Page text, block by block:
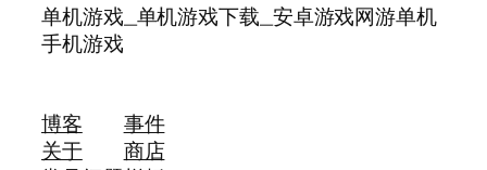
单机游戏_单机游戏下载_安卓游戏网游单机
手机游戏
博客
关于
事件
商店